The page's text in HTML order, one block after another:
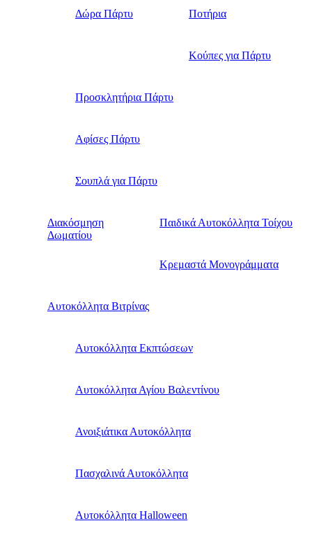
Δώρα Πάρτυ Ποτήρια
Κούπες για Πάρτυ
Προσκλητήρια Πάρτυ
Αφίσες Πάρτυ
Σουπλά για Πάρτυ
Διακόσμηση
Δωματίου
Παιδικά Αυτοκόλλητα Τοίχου
Κρεμαστά Μονογράμματα
Αυτοκόλλητα Βιτρίνας
Αυτοκόλλητα Εκπτώσεων
Αυτοκόλλητα Αγίου Βαλεντίνου
Ανοιξιάτικα Αυτοκόλλητα
Πασχαλινά Αυτοκόλλητα
Αυτοκόλλητα Halloween